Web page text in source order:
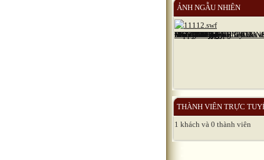
ẢNH NGẪU NHIÊN
THÀNH VIÊN TRỰC
1 khách và 0 thành viên